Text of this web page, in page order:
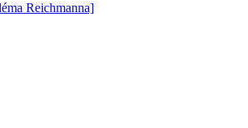
Reichmanna]